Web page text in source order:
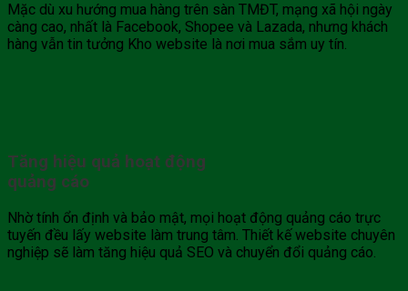
Mặc dù xu hướng mua hàng trên sàn TMĐT, mạng xã hội ngày
càng cao, nhất là Facebook, Shopee và Lazada, nhưng khách
hàng vẫn tin tưởng Kho website là nơi mua sắm uy tín.
Tăng hiệu quả hoạt động
quảng cáo
Nhờ tính ổn định và bảo mật, mọi hoạt động quảng cáo trực
tuyến đều lấy website làm trung tâm. Thiết kế website chuyên
nghiệp sẽ làm tăng hiệu quả SEO và chuyển đổi quảng cáo.